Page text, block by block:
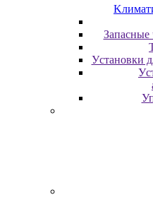
Запасные
Уcтaнoвки